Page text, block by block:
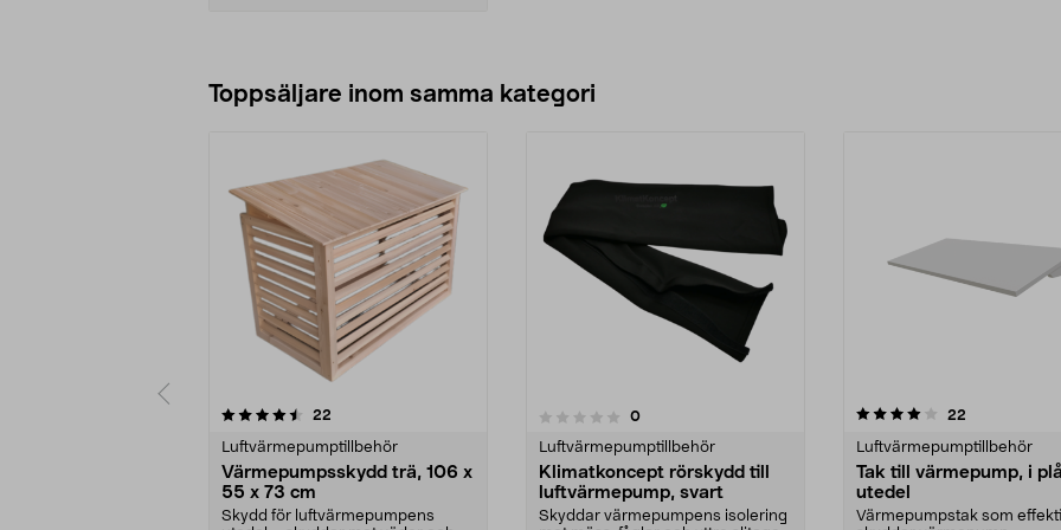
Toppsäljare inom samma kategori
22
Luftvärmepumptillbehör
Värmepumpsskydd trä, 106 x
55 x 73 cm
Skydd för luftvärmepumpens
0.0 av 5 stjärnor 0recensioner
Luftvärmepumptillbehör
Klimatkoncept rörskydd till
luftvärmepump, svart
Skyddar värmepumpens isolering
4.0 av 5 stjärnor 22
Luftvärmepumptillbehör
Tak till värmepump, i
utedel
Värmepumpstak som
4.5 av 5 stjärnor